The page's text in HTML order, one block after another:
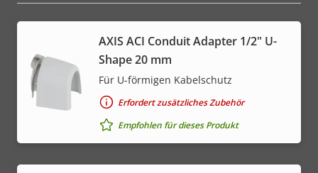
AXIS ACI Conduit Adapter 1/2" U-
Shape 20 mm
Für U-förmigen Kabelschutz
Erfordert zusätzliches Zubehör
Empfohlen für dieses Produkt